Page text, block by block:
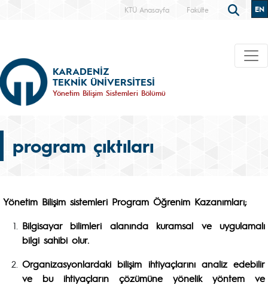
KTÜ Anasayfa Fakülte EN
KARADENİZ
TEKNİK ÜNİVERSİTESİ
Yönetim Bilişim Sistemleri Bölümü
program çıktıları
Yönetim Bilişim sistemleri Program Öğrenim Kazanımları;
Bilgisayar bilimleri alanında kuramsal ve uygulamalı
bilgi sahibi olur.
Organizasyonlardaki bilişim ihtiyaçlarını analiz edebilir
ve bu ihtiyaçların çözümüne yönelik yöntem ve